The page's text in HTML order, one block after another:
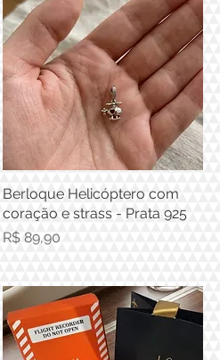
Visualização rápida
Berloque Helicóptero com
coração e strass - Prata 925
Preço
R$ 89,90